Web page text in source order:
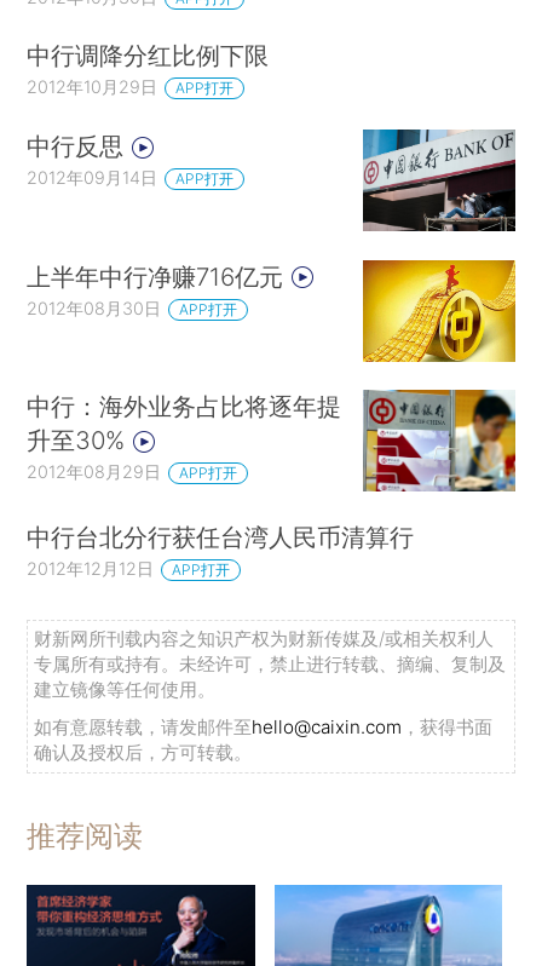
中行调降分红比例下限
2012年10月29日 APP打开
中行反思
2012年09月14日 APP打开
上半年中行净赚716亿元
2012年08月30日 APP打开
中行：海外业务占比将逐年提
升至30%
2012年08月29日 APP打开
中行台北分行获任台湾人民币清算行
2012年12月12日 APP打开
财新网所刊载内容之知识产权为财新传媒及/或相关权利人
专属所有或持有。未经许可，禁止进行转载、摘编、复制及
建立镜像等任何使用。
如有意愿转载，请发邮件至hello@caixin.com ，获得书面
确认及授权后，方可转载。
推荐阅读